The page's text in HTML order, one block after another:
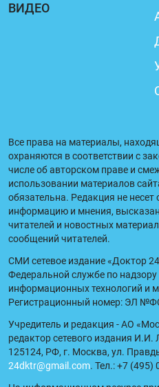
ВИДЕО
Все права на материалы,
охраняются в соответствии с
числе об авторском праве и
использовании материалов
обязательна. Редакция не несет
информацию и мнения,
читателей и новостных
сообщений читателей.
СМИ сетевое издание «Доктор
Федеральной службе по надзору
информационных технологий и
Регистрационный номер: ЭЛ
Учредитель и редакция - АО
редактор сетевого издания
125124, РФ, г. Москва, ул.
24dktr@gmail.com. Тел.: +7 (495)